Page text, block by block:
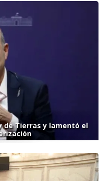
de Tierras y lamentó el